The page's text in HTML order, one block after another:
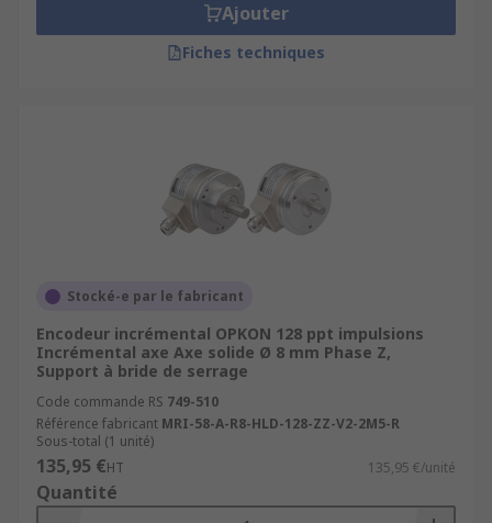
Ajouter
Fiches techniques
Stocké-e par le fabricant
Encodeur incrémental OPKON 128 ppt impulsions
Incrémental axe Axe solide Ø 8 mm Phase Z,
Support à bride de serrage
Code commande RS 749-510
Référence fabricant MRI-58-A-R8-HLD-128-ZZ-V2-2M5-R
Sous-total (1 unité)
135,95 €HT 135,95 €/unité
Quantité